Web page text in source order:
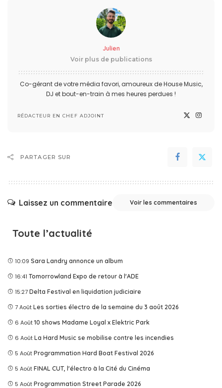
Julien
Voir plus de publications
Co-gérant de votre média favori, amoureux de House Music,
DJ et bout-en-train à mes heures perdues !
RÉDACTEUR EN CHEF ADJOINT
PARTAGER SUR
Laissez un commentaire Voir les commentaires
Toute l’actualité
10:09 Sara Landry annonce un album
16:41 Tomorrowland Expo de retour à l'ADE
15:27 Delta Festival en liquidation judiciaire
7 Août Les sorties électro de la semaine du 3 août 2026
6 Août 10 shows Madame Loyal x Elektric Park
6 Août La Hard Music se mobilise contre les incendies
5 Août Programmation Hard Boat Festival 2026
5 Août FINAL CUT, l'électro à la Cité du Cinéma
5 Août Programmation Street Parade 2026